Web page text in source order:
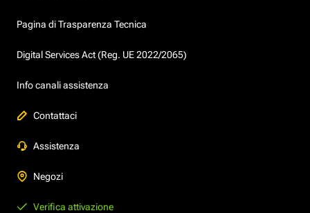
Pagina di Trasparenza Tecnica
Digital Services Act (Reg. UE 2022/2065)
Info canali assistenza
Contattaci
Assistenza
Negozi
Verifica attivazione